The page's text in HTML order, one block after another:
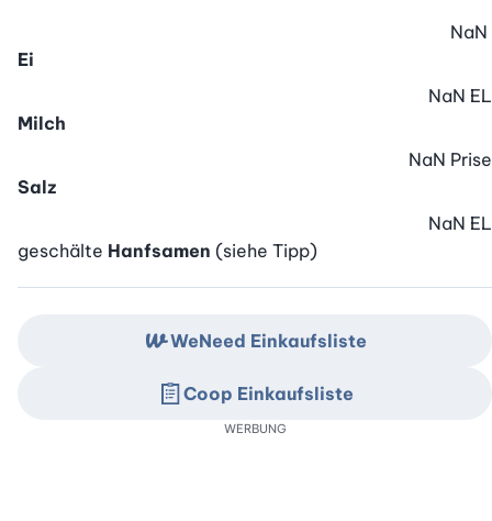
Ei
NaN
Milch
NaN EL
Salz
NaN Prise
geschälte Hanfsamen (siehe Tipp)
NaN EL
WeNeed Einkaufsliste
Coop Einkaufsliste
WERBUNG